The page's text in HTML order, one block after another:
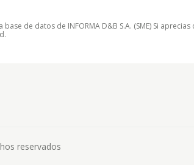
de datos de INFORMA D&B S.A. (SME) Si
reservados